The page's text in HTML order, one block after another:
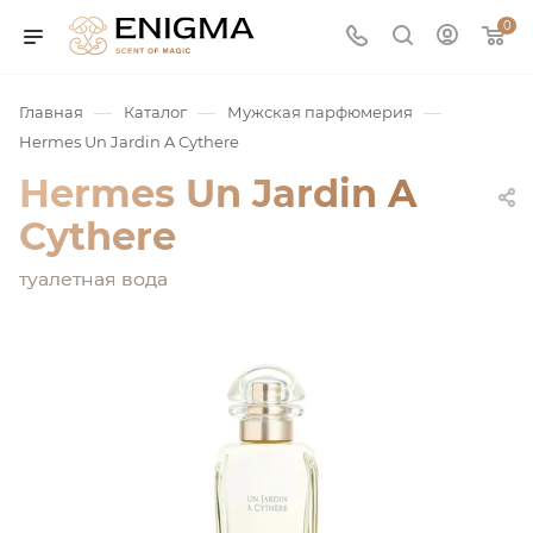
0
Главная — Каталог — Мужская парфюмерия —
Hermes Un Jardin A Cythere
Hermes Un Jardin A
Cythere
туалетная вода